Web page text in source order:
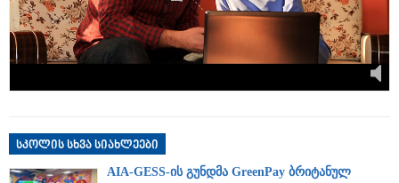
სკოლის სხვა სიახლეები
AIA-GESS-ის გუნდმა GreenPay ბრიტანულ